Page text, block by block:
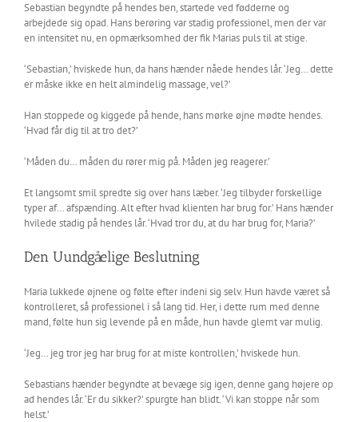
Sebastian begyndte på hendes ben, startede ved fødderne og
arbejdede sig opad. Hans berøring var stadig professionel, men der var
en intensitet nu, en opmærksomhed der fik Marias puls til at stige.
‘Sebastian,’ hviskede hun, da hans hænder nåede hendes lår. ‘Jeg… dette
er måske ikke en helt almindelig massage, vel?’
Han stoppede og kiggede på hende, hans mørke øjne mødte hendes.
‘Hvad får dig til at tro det?’
‘Måden du… måden du rører mig på. Måden jeg reagerer.’
Et langsomt smil spredte sig over hans læber. ‘Jeg tilbyder forskellige
typer af… afspænding. Alt efter hvad klienten har brug for.’ Hans hænder
hvilede stadig på hendes lår. ‘Hvad tror du, at du har brug for, Maria?’
Den Uundgåelige Beslutning
Maria lukkede øjnene og følte efter indeni sig selv. Hun havde været så
kontrolleret, så professionel i så lang tid. Her, i dette rum med denne
mand, følte hun sig levende på en måde, hun havde glemt var mulig.
‘Jeg… jeg tror jeg har brug for at miste kontrollen,’ hviskede hun.
Sebastians hænder begyndte at bevæge sig igen, denne gang højere op
ad hendes lår. ‘Er du sikker?’ spurgte han blidt. ‘Vi kan stoppe når som
helst.’